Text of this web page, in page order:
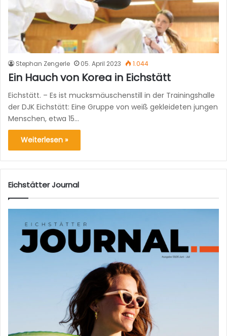
Stephan Zengerle 05. April 2023 1.044
Ein Hauch von Korea in Eichstätt
Eichstätt. – Es ist mucksmäuschenstill in der Trainingshalle
der DJK Eichstätt: Eine Gruppe von weiß gekleideten jungen
Menschen, etwa 15…
Weiterlesen »
Eichstätter Journal